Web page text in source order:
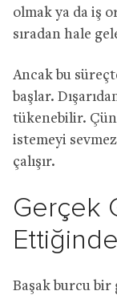
olmak ya da iş
sıradan hale
Ancak bu
başlar.
tükenebilir.
istemeyi
çalışır.
Gerçek
Başak burcu